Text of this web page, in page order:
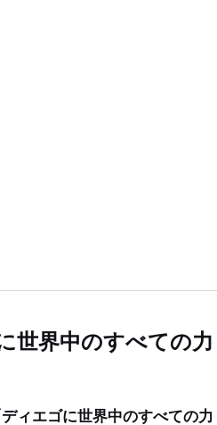
世界中のすべての力
ィエゴに世界中のすべての力